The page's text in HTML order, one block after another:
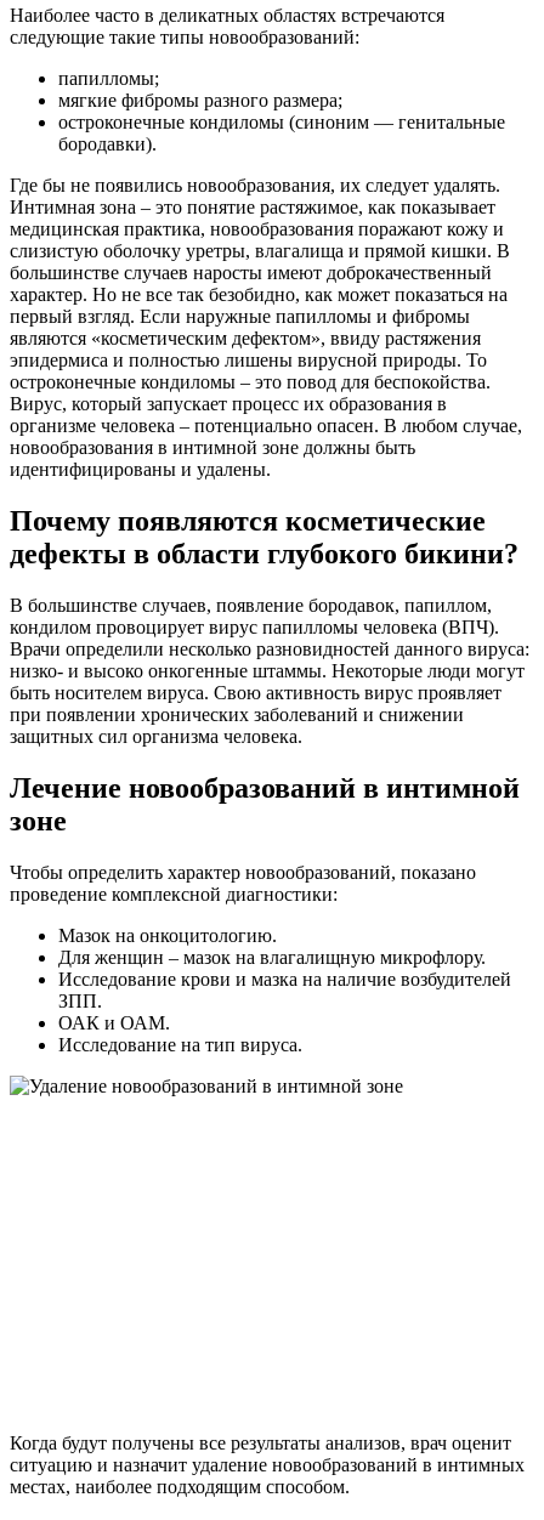
Наиболее часто в деликатных областях встречаются
следующие такие типы новообразований:
папилломы;
мягкие фибромы разного размера;
остроконечные кондиломы (синоним — генитальные
бородавки).
Где бы не появились новообразования, их следует удалять.
Интимная зона – это понятие растяжимое, как показывает
медицинская практика, новообразования поражают кожу и
слизистую оболочку уретры, влагалища и прямой кишки. В
большинстве случаев наросты имеют доброкачественный
характер. Но не все так безобидно, как может показаться на
первый взгляд. Если наружные папилломы и фибромы
являются «косметическим дефектом», ввиду растяжения
эпидермиса и полностью лишены вирусной природы. То
остроконечные кондиломы – это повод для беспокойства.
Вирус, который запускает процесс их образования в
организме человека – потенциально опасен. В любом случае,
новообразования в интимной зоне должны быть
идентифицированы и удалены.
Почему появляются косметические
дефекты в области глубокого бикини?
В большинстве случаев, появление бородавок, папиллом,
кондилом провоцирует вирус папилломы человека (ВПЧ).
Врачи определили несколько разновидностей данного вируса:
низко- и высоко онкогенные штаммы. Некоторые люди могут
быть носителем вируса. Свою активность вирус проявляет
при появлении хронических заболеваний и снижении
защитных сил организма человека.
Лечение новообразований в интимной
зоне
Чтобы определить характер новообразований, показано
проведение комплексной диагностики:
Мазок на онкоцитологию.
Для женщин – мазок на влагалищную микрофлору.
Исследование крови и мазка на наличие возбудителей
ЗПП.
ОАК и ОАМ.
Исследование на тип вируса.
Когда будут получены все результаты анализов, врач оценит
ситуацию и назначит удаление новообразований в интимных
местах, наиболее подходящим способом.